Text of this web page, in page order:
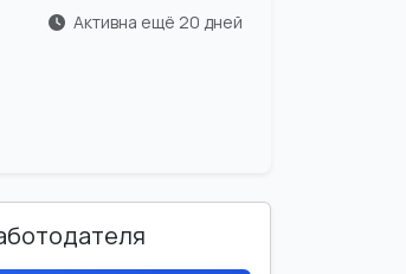
Активна ещё 20 дней